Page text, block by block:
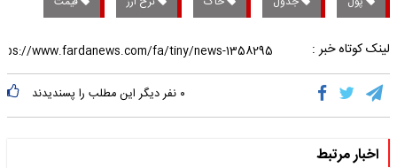
لینک کوتاه خبر :
۰ نفر دیگر این مطلب را پسندیدند
اخبار مرتبط